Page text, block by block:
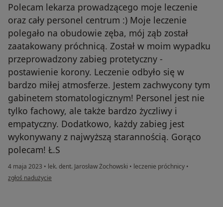
Polecam lekarza prowadzącego moje leczenie
oraz cały personel centrum :) Moje leczenie
polegało na obudowie zęba, mój ząb został
zaatakowany próchnicą. Został w moim wypadku
przeprowadzony zabieg protetyczny -
postawienie korony. Leczenie odbyło się w
bardzo miłej atmosferze. Jestem zachwycony tym
gabinetem stomatologicznym! Personel jest nie
tylko fachowy, ale także bardzo życzliwy i
empatyczny. Dodatkowo, każdy zabieg jest
wykonywany z najwyższą starannością. Gorąco
polecam! Ł.S
4 maja 2023 • lek. dent. Jarosław Żochowski • leczenie próchnicy •
w opinii użytkownika Łukasz Sobczak
zgłoś nadużycie